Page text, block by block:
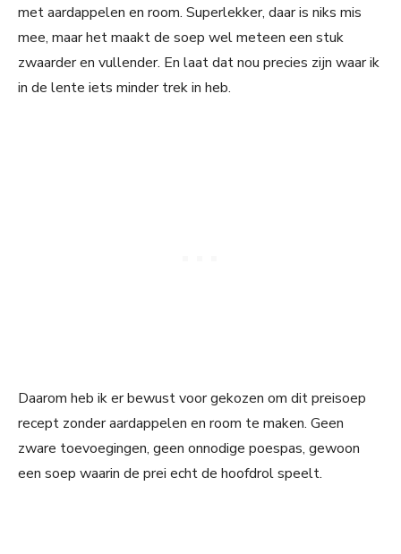
met aardappelen en room. Superlekker, daar is niks mis
mee, maar het maakt de soep wel meteen een stuk
zwaarder en vullender. En laat dat nou precies zijn waar ik
in de lente iets minder trek in heb.
Daarom heb ik er bewust voor gekozen om dit preisoep
recept zonder aardappelen en room te maken. Geen
zware toevoegingen, geen onnodige poespas, gewoon
een soep waarin de prei echt de hoofdrol speelt.